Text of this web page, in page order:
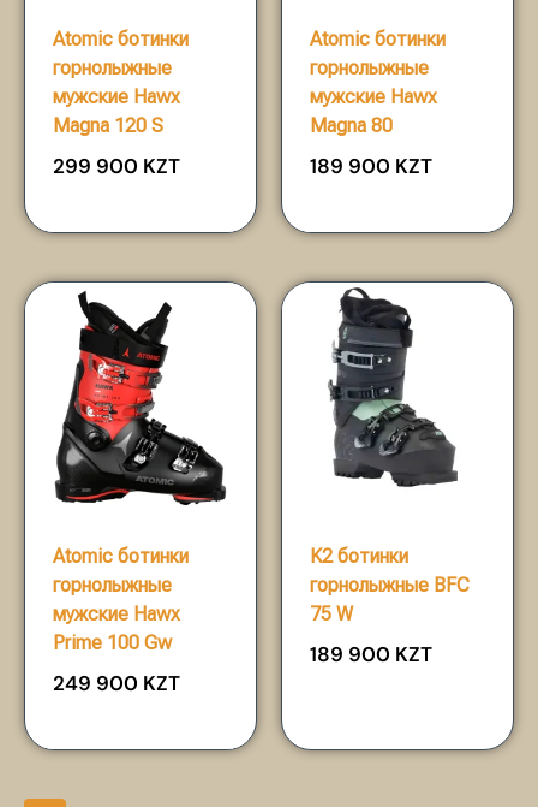
Atomic ботинки
горнолыжные
мужские Hawx
Magna 120 S
299 900 KZT
Atomic ботинки
горнолыжные
мужские Hawx
Magna 80
189 900 KZT
Atomic ботинки
горнолыжные
мужские Hawx
Prime 100 Gw
249 900 KZT
K2 ботинки
горнолыжные BFC
75 W
189 900 KZT